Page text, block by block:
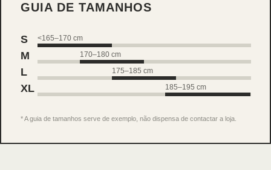
GUIA DE TAMANHOS
S <165–170 cm
M 170–180 cm
L 175–185 cm
XL 185–195 cm
* A guia de tamanhos serve de exemplo, não dispensa de contactar a loja.